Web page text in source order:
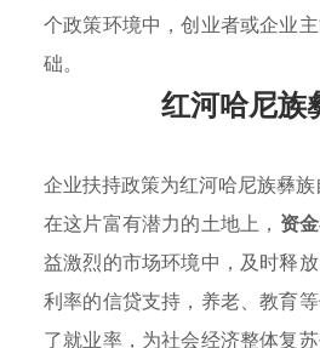
个政策环境中，创业者或企业
础。
红河哈尼族
企业扶持政策为红河哈尼族彝
在这片富有潜力的土地上， 资
益激烈的市场环境中，及时释
利率的信贷支持，养老、教育
了就业率，为社会经济整体复